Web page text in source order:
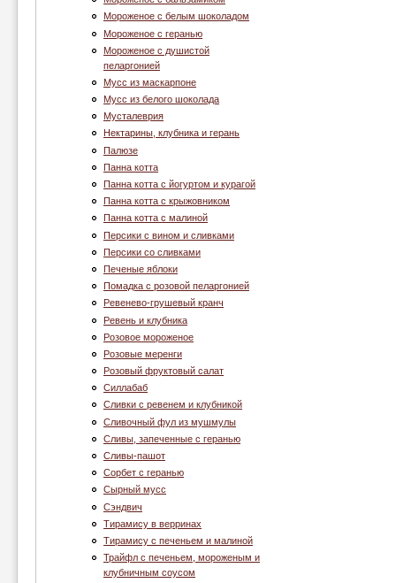
Мороженое с белым шоколадом
Мороженое с геранью
Мороженое с душистой
пеларгонией
Муcc из маскарпоне
Мусс из белого шоколада
Мусталеврия
Нектарины, клубника и герань
Палюзе
Панна котта
Панна котта с йогуртом и курагой
Панна котта с крыжовником
Панна котта с малиной
Персики с вином и сливками
Персики со сливками
Печеные яблоки
Помадка с розовой пеларгонией
Ревенево-грушевый кранч
Ревень и клубника
Розовое мороженое
Розовые меренги
Розовый фруктовый салат
Силлабаб
Сливки с ревенем и клубникой
Сливочный фул из мушмулы
Сливы, запеченные с геранью
Сливы-пашот
Сорбет с геранью
Сырный мусс
Сэндвич
Тирамису в верринах
Тирамису с печеньем и малиной
Трайфл с печеньем, мороженым и
клубничным соусом